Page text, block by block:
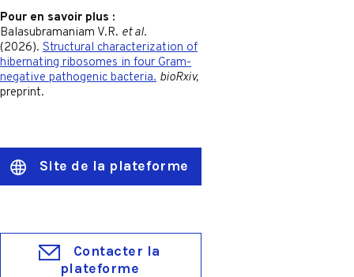
Pour en savoir plus :
Balasubramaniam V.R. et al.
(2026). Structural characterization of
hibernating ribosomes in four Gram-
negative pathogenic bacteria. bioRxiv,
preprint.
Site de la plateforme
Contacter la
plateforme